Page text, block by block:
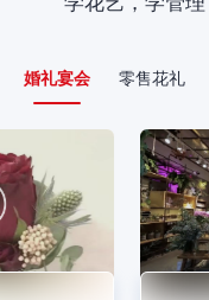
金
高
蜜
婚礼宴会 零售花礼